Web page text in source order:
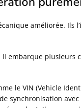
améliorée. Ils
embarque plusieurs
le VIN (Vehicle
synchronisation avec